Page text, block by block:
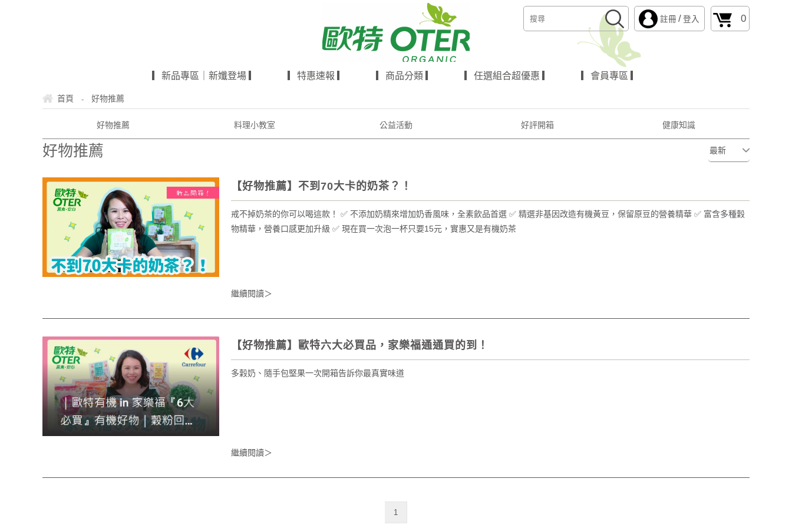
註冊 / 登入 0
▎新品專區｜新孅登場 ▎ ▎特惠速報 ▎ ▎商品分類 ▎ ▎任選組合超優惠 ▎ ▎會員專區 ▎
首頁 - 好物推薦
好物推薦 料理小教室 公益活動 好評開箱 健康知識
好物推薦
【好物推薦】不到70大卡的奶茶？！
戒不掉奶茶的你可以喝這款！ ✅ 不添加奶精來增加奶香風味，全素飲品首選 ✅ 精選非基因改造有機黃豆，保留原豆的營養精華 ✅ 富含多種穀
物精華，營養口感更加升級 ✅ 現在買一次泡一杯只要15元，實惠又是有機奶茶
繼續閱讀＞
【好物推薦】歐特六大必買品，家樂福通通買的到！
多穀奶、隨手包堅果一次開箱告訴你最真實味道
繼續閱讀＞
1